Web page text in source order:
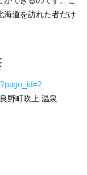
海道を訪れた者だけ
野町吹上 温泉